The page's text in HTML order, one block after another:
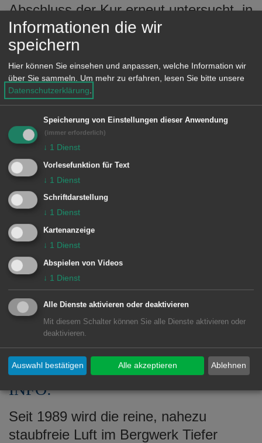
Abschluss der Kur erneut untersucht, in
drei Monaten ist ein dritter Check
eingeplant. Dabei soll festgestellt
werden, ob die Effekte der
Heilstollenkur von Dauer sind.
Die ersten Untersuchungsergebnisse
unmittelbar nach der Kur klingen
vielversprechend. Im Durchschnitt hat
sich das Lungenvolumen der
Teilnehmer um 10 Prozent verbessert.
Die wissenschaftliche Auswertung der
Ergebnisse durch die Universität
Gießen steht allerdings noch aus und
wird voraussichtlich im Sommer 2025
vorliegen. Neben dem Tiefen Stollen in
Aalen nahmen noch sieben weitere
Heilstollen und Höhlen in Deutschland
INFO:
Seit 1989 wird die reine, nahezu
staubfreie Luft im Bergwerk Tiefer
Informationen die wir
speichern
Hier können Sie einsehen und anpassen, welche Information wir
über Sie sammeln.
Um mehr zu erfahren, lesen Sie bitte unsere
Datenschutzerklärung
Speicherung von Einstellungen dieser Anwendung
(immer erforderlich)
↓ 1 Dienst
Vorlesefunktion für Text
↓ 1 Dienst
Schriftdarstellung
↓ 1 Dienst
Kartenanzeige
↓ 1 Dienst
Abspielen von Videos
↓ 1 Dienst
Alle Dienste aktivieren oder deaktivieren
Mit diesem Schalter können Sie alle Dienste aktivieren oder
deaktivieren.
Ablehnen
Auswahl bestätigen Alle akzeptieren